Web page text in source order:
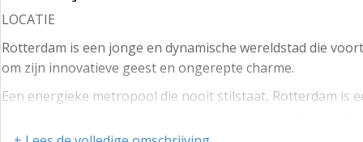
LOCATIE
Rotterdam is een jonge en dynamische wereldstad die
om zijn innovatieve geest en ongerepte charme.
Een energieke metropool die nooit stilstaat, Rotterdam is
komen samen in een stad van visionairs, pioniers en